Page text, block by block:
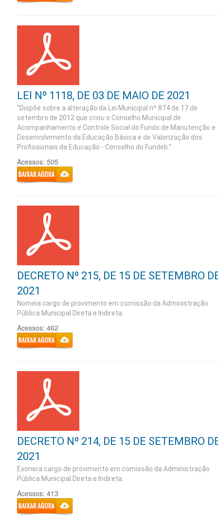
LEI Nº 1118, DE 03 DE MAIO DE 2021
"Dispõe sobre a alteração da Lei Municipal nº 874 de 17 de
setembro de 2012 que criou o Conselho Municipal de
Acompanhamento e Controle Social do Fundo de Manutenção e
Desenvolvimento da Educação Básica e de Valorização dos
Profissionais da Educação - Conselho do Fundeb."
Acessos: 505
DECRETO Nº 215, DE 15 DE SETEMBRO
2021
Nomeia cargo de provimento em comissão da Administração
Pública Municipal Direta e Indireta.
Acessos: 462
DECRETO Nº 214, DE 15 DE SETEMBRO
2021
Exonera cargo de provimento em comissão da Administração
Pública Municipal Direta e Indireta.
Acessos: 413